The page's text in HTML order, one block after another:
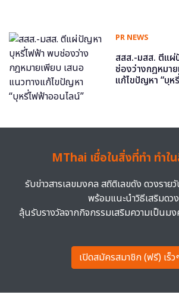
PR NEWS
สสส.-มสส. ตีแ
ช่องว่างกฎหมา
แก้ไขปัญหา “บุห
MThai เชื่อในสิ่งที่ทำ ทำใ
รับข่าวสารเลขมงคล สถิติเลขดัง ดวงราย
พร้อมแนะนำวิธีเสริมดวง
ลุ้นรับรางวัลจากกิจกรรมเสริมความเป็นม
เปิดสมัครสมาชิก (ฟรี) เร็